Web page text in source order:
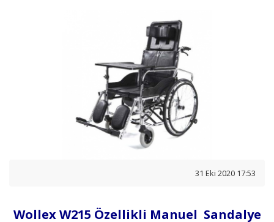
31 Eki 2020 17:53
Wollex W215 Özellikli Manuel Sandalye